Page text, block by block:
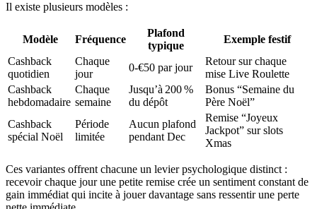
Il existe plusieurs modèles :
Modèle Fréquence
Plafond
typique
Exemple festif
Cashback
quotidien
Chaque
jour
0‑€50 par jour
Retour sur chaque
mise Live Roulette
Cashback
hebdomadaire
Chaque
semaine
Jusqu’à 200 %
du dépôt
Bonus “Semaine du
Père Noël”
Cashback
spécial Noël
Période
limitée
Aucun plafond
pendant Dec
Remise “Joyeux
Jackpot” sur slots
Xmas
Ces variantes offrent chacune un levier psychologique distinct :
recevoir chaque jour une petite remise crée un sentiment constant de
gain immédiat qui incite à jouer davantage sans ressentir une perte